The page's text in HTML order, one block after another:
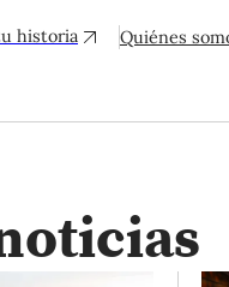
historia Quiénes